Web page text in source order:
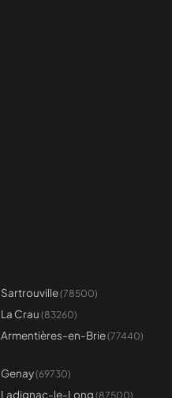
Sartrouville(78500)
La Crau (83260)
Armentières-en-Brie(77440)
Genay(69730)
Ladignac-le-Long (87500)